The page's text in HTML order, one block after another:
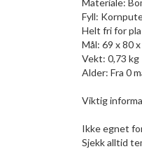
Fyll:
Helt fri for
Mål: 69 x 80
Vekt: 0,73 kg
Alder: Fra 0
Viktig
Ikke egnet
Sjekk alltid